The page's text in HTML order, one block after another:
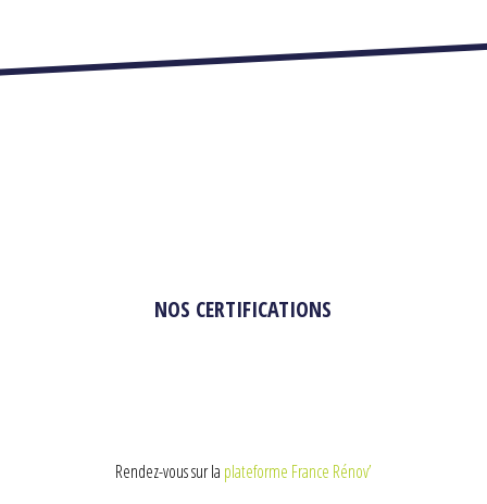
NOS CERTIFICATIONS
Rendez-vous sur la plateforme France Rénov’